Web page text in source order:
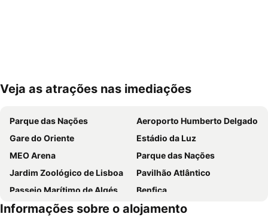
Ampliar mapa
Veja as atrações nas imediações
Parque das Nações
Aeroporto Humberto Delgado
Gare do Oriente
Estádio da Luz
MEO Arena
Parque das Nações
Jardim Zoológico de Lisboa
Pavilhão Atlântico
Passeio Marítimo de Algés
Benfica
Praias de Santa Cruz
Baixa de Lisboa
Informações sobre o alojamento